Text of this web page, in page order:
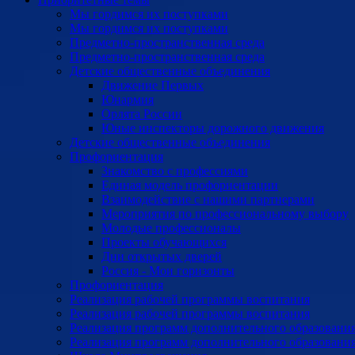
Мы гордимся их поступками
Мы гордимся их поступками
Предметно-пространственная среда
Предметно-пространственная среда
Детские общественные объединения
Движение Первых
Юнармия
Орлята России
Юные инспекторы дорожного движения
Детские общественные объединения
Профориентация
Знакомство с профессиями
Единая модель профориентации
Взаимодействие с нашими партнерами
Мероприятия по профессиональному выбору
Молодые профессионалы
Проекты обучающихся
Дни открытых дверей
Россия - Мои горизонты
Профориентация
Реализация рабочей программы воспитания
Реализация рабочей программы воспитания
Реализация программ дополнительного
Реализация программ дополнительного